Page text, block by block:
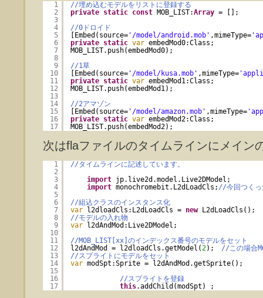
1
2
3
4
5
6
7
8
9
10
11
12
13
14
15
16
17
//埋め込むモデルをリストに登録する
private static const MOB_LIST:Array = [];
//0ドロイド
[Embed(source= '/model/android.mob' ,mimeType=
private static var embedMod0:Class;
MOB_LIST.push(embedMod0);
//1草
[Embed(source= '/model/kusa.mob' ,mimeType=
private static var embedMod1:Class;
MOB_LIST.push(embedMod1);
//2アマゾン
[Embed(source= '/model/amazon.mob' ,mimeType=
private static var embedMod2:Class;
MOB_LIST.push(embedMod2);
次はflaファイルのタイムラインにメイン
1
2
3
4
5
6
7
8
9
10
11
12
13
14
15
16
17
//タイムラインに記述しています。
import jp.live2d.model.Live2DModel;
import monochromebit.L2dLoadCls; //今回つくっ
//組込クラスのインスタンス化
var
l2dloadCls:L2dLoadCls = new
L2dLoadCls();
//モデルの入れ物
var
l2dAndMod:Live2DModel;
//MOB_LIST[xx]のインデックス番号のモデルをセット
l2dAndMod = l2dloadCls.getModel(2); //この場合
//スプライトにモデルをセット
var modSpt:Sprite = l2dAndMod.getSprite();
//スプライトを登録
this.addChild(modSpt) ;